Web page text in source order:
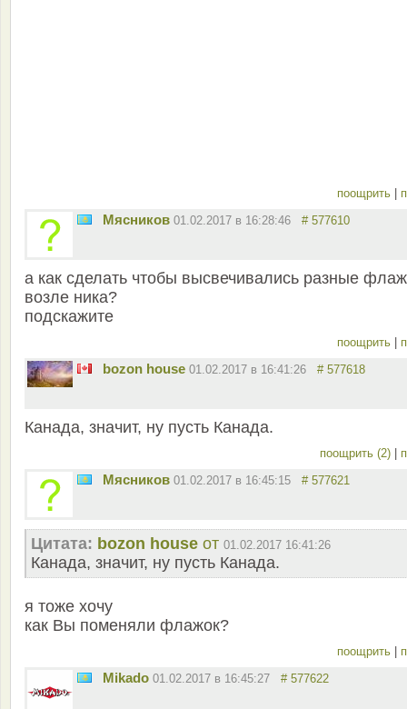
поощрить
Мясников 01.02.2017 в 16:28:46 # 577610
а как сделать чтобы высвечивались разные
возле ника?
подскажите
поощрить
bozon house 01.02.2017 в 16:41:26 # 577618
Канада, значит, ну пусть Канада.
поощрить (2)
Мясников 01.02.2017 в 16:45:15 # 577621
Цитата: bozon house от 01.02.2017 16:41:26
Канада, значит, ну пусть Канада.
я тоже хочу
как Вы поменяли флажок?
поощрить
Mikado 01.02.2017 в 16:45:27 # 577622